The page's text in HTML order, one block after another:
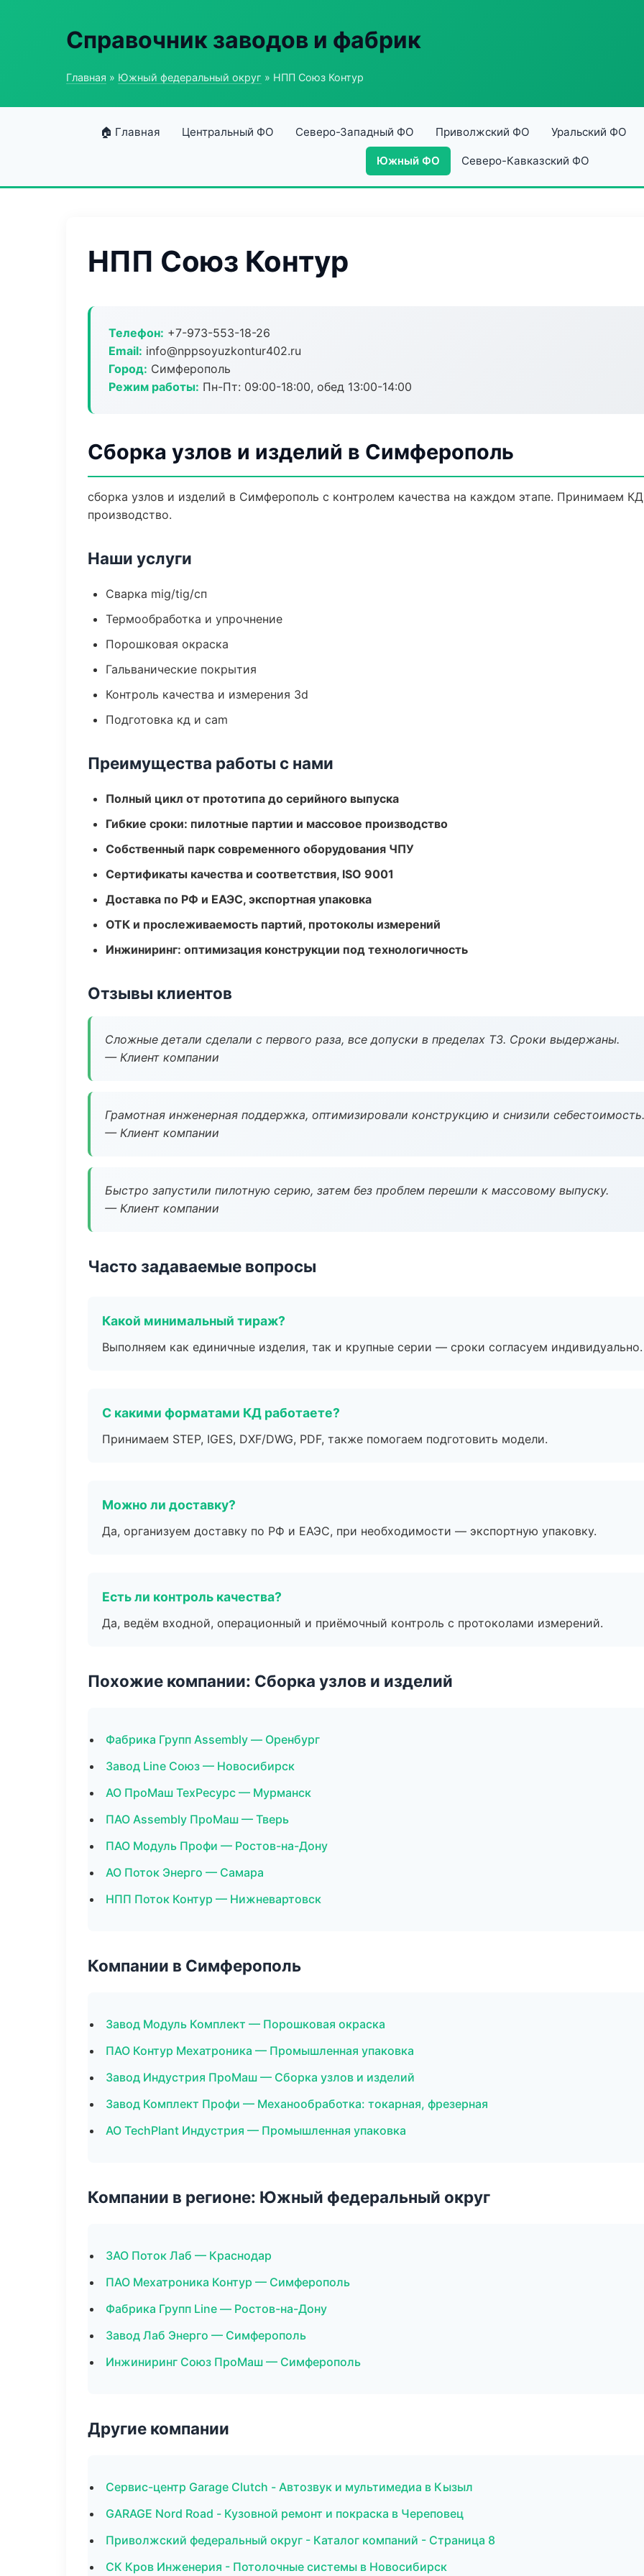
Справочник заводов и фабрик
Главная » Южный федеральный округ » НПП Союз Контур
🏠 Главная Центральный ФО Северо-Западный ФО Приволжский ФО Уральский ФО
Южный ФО Северо-Кавказский ФО
НПП Союз Контур
Телефон: +7-973-553-18-26
Email: info@nppsoyuzkontur402.ru
Город: Симферополь
Режим работы: Пн-Пт: 09:00-18:00, обед 13:00-14:00
Сборка узлов и изделий в Симферополь
сборка узлов и изделий в Симферополь с контролем качества на каждом этапе. Принимаем
производство.
Наши услуги
Сварка mig/tig/сп
Термообработка и упрочнение
Порошковая окраска
Гальванические покрытия
Контроль качества и измерения 3d
Подготовка кд и cam
Преимущества работы с нами
Полный цикл от прототипа до серийного выпуска
Гибкие сроки: пилотные партии и массовое производство
Собственный парк современного оборудования ЧПУ
Сертификаты качества и соответствия, ISO 9001
Доставка по РФ и ЕАЭС, экспортная упаковка
ОТК и прослеживаемость партий, протоколы измерений
Инжиниринг: оптимизация конструкции под технологичность
Отзывы клиентов
Сложные детали сделали с первого раза, все допуски в пределах ТЗ. Сроки выдержаны.
— Клиент компании
Грамотная инженерная поддержка, оптимизировали конструкцию и снизили себестоимость.
— Клиент компании
Быстро запустили пилотную серию, затем без проблем перешли к массовому выпуску.
— Клиент компании
Часто задаваемые вопросы
Какой минимальный тираж?
Выполняем как единичные изделия, так и крупные серии — сроки согласуем индивидуально.
С какими форматами КД работаете?
Принимаем STEP, IGES, DXF/DWG, PDF, также помогаем подготовить модели.
Можно ли доставку?
Да, организуем доставку по РФ и ЕАЭС, при необходимости — экспортную упаковку.
Есть ли контроль качества?
Да, ведём входной, операционный и приёмочный контроль с протоколами измерений.
Похожие компании: Сборка узлов и изделий
Фабрика Групп Assembly — Оренбург
Завод Line Союз — Новосибирск
АО ПроМаш ТехРесурс — Мурманск
ПАО Assembly ПроМаш — Тверь
ПАО Модуль Профи — Ростов-на-Дону
АО Поток Энерго — Самара
НПП Поток Контур — Нижневартовск
Компании в Симферополь
Завод Модуль Комплект — Порошковая окраска
ПАО Контур Мехатроника — Промышленная упаковка
Завод Индустрия ПроМаш — Сборка узлов и изделий
Завод Комплект Профи — Механообработка: токарная, фрезерная
АО TechPlant Индустрия — Промышленная упаковка
Компании в регионе: Южный федеральный округ
ЗАО Поток Лаб — Краснодар
ПАО Мехатроника Контур — Симферополь
Фабрика Групп Line — Ростов-на-Дону
Завод Лаб Энерго — Симферополь
Инжиниринг Союз ПроМаш — Симферополь
Другие компании
Сервис-центр Garage Clutch - Автозвук и мультимедиа в Кызыл
GARAGE Nord Road - Кузовной ремонт и покраска в Череповец
Приволжский федеральный округ - Каталог компаний - Страница 8
СК Кров Инженерия - Потолочные системы в Новосибирск